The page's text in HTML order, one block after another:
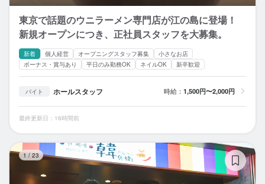
東京で話題のウニラーメン専門店が江の島に登場！
新規オープンにつき、正社員スタッフを大募集。
新着 個人経営 オープニングスタッフ募集
小さなお店
ボーナス・賞与あり
平日のみ勤務OK ネイルOK 新卒歓迎
バイト ホールスタッフ 時給： 1,500円〜2,000円
最終更新日：16時間前
1/23